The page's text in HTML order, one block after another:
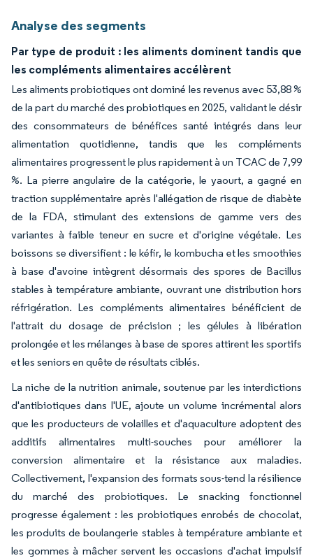
Analyse des segments
Par type de produit : les aliments dominent tandis que
les compléments alimentaires accélèrent
Les aliments probiotiques ont dominé les revenus avec 53,88 %
de la part du marché des probiotiques en 2025, validant le désir
des consommateurs de bénéfices santé intégrés dans leur
alimentation quotidienne, tandis que les compléments
alimentaires progressent le plus rapidement à un TCAC de 7,99
%. La pierre angulaire de la catégorie, le yaourt, a gagné en
traction supplémentaire après l'allégation de risque de diabète
de la FDA, stimulant des extensions de gamme vers des
variantes à faible teneur en sucre et d'origine végétale. Les
boissons se diversifient : le kéfir, le kombucha et les smoothies
à base d'avoine intègrent désormais des spores de Bacillus
stables à température ambiante, ouvrant une distribution hors
réfrigération. Les compléments alimentaires bénéficient de
l'attrait du dosage de précision ; les gélules à libération
prolongée et les mélanges à base de spores attirent les sportifs
et les seniors en quête de résultats ciblés.
La niche de la nutrition animale, soutenue par les interdictions
d'antibiotiques dans l'UE, ajoute un volume incrémental alors
que les producteurs de volailles et d'aquaculture adoptent des
additifs alimentaires multi-souches pour améliorer la
conversion alimentaire et la résistance aux maladies.
Collectivement, l'expansion des formats sous-tend la résilience
du marché des probiotiques. Le snacking fonctionnel
progresse également : les probiotiques enrobés de chocolat,
les produits de boulangerie stables à température ambiante et
les gommes à mâcher servent les occasions d'achat impulsif